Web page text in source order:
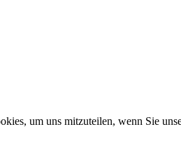
um uns mitzuteilen, wenn Sie